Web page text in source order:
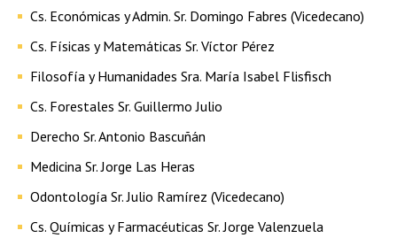
Cs. Económicas y Admin. Sr. Domingo Fabres (Vicedecano)
Cs. Físicas y Matemáticas Sr. Víctor Pérez
Filosofía y Humanidades Sra. María Isabel Flisfisch
Cs. Forestales Sr. Guillermo Julio
Derecho Sr. Antonio Bascuñán
Medicina Sr. Jorge Las Heras
Odontología Sr. Julio Ramírez (Vicedecano)
Cs. Químicas y Farmacéuticas Sr. Jorge Valenzuela